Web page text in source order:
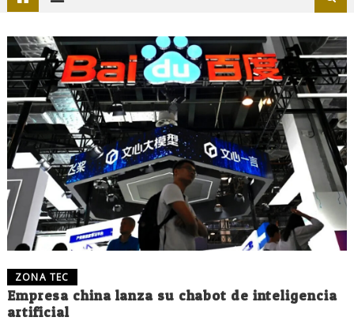
ZONA TEC
Empresa china lanza su chabot de inteligencia
artificial